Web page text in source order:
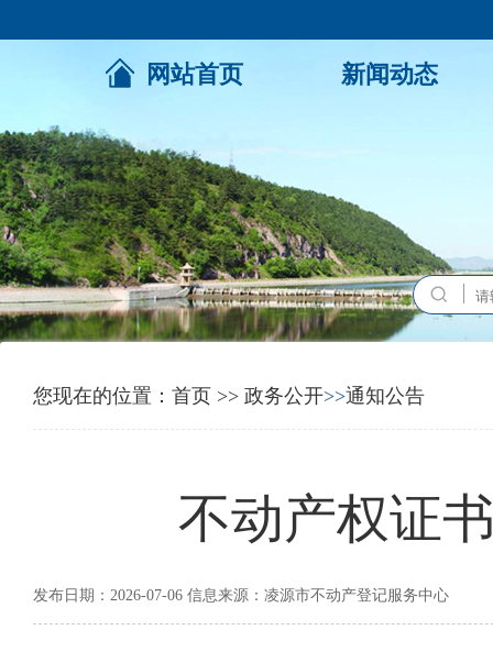
网站首页 新闻动态
您现在的位置： 首页 >> 政务公开>>通知公告
不动产权证
发布日期：2026-07-06 信息来源：凌源市不动产登记服务中心